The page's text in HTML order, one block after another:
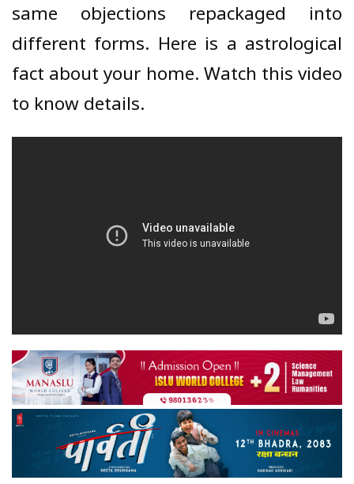
same objections repackaged into
different forms. Here is a astrological
fact about your home. Watch this video
to know details.